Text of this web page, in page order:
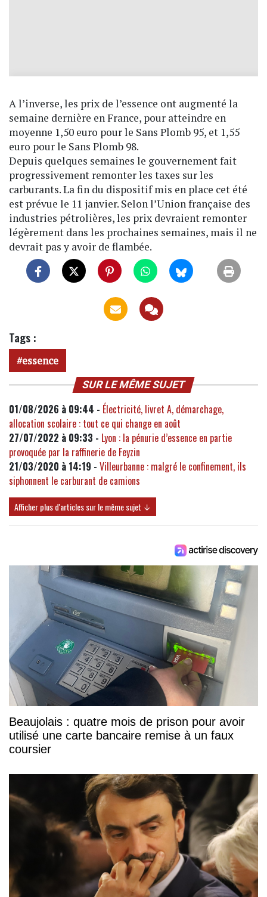
A l’inverse, les prix de l’essence ont augmenté la
semaine dernière en France, pour atteindre en
moyenne 1,50 euro pour le Sans Plomb 95, et 1,55
euro pour le Sans Plomb 98.
Depuis quelques semaines le gouvernement fait
progressivement remonter les taxes sur les
carburants. La fin du dispositif mis en place cet été
est prévue le 11 janvier. Selon l’Union française des
industries pétrolières, les prix devraient remonter
légèrement dans les prochaines semaines, mais il ne
devrait pas y avoir de flambée.
Tags :
essence
SUR LE MÊME SUJET
01/08/2026 à 09:44 - Électricité, livret A, démarchage,
allocation scolaire : tout ce qui change en août
27/07/2022 à 09:33 - Lyon : la pénurie d’essence en partie
provoquée par la raffinerie de Feyzin
21/03/2020 à 14:19 - Villeurbanne : malgré le confinement, ils
siphonnent le carburant de camions
Afficher plus d'articles sur le même sujet ↓
Beaujolais : quatre mois de prison pour avoir
utilisé une carte bancaire remise à un faux
coursier